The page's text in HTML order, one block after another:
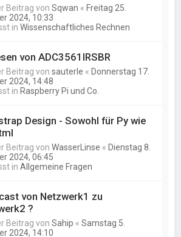
Beitrag vonSqwan « Freitag 25.
2024, 10:33
inWissenschaftliches Rechnen
von ADC3561IRSBR
Beitrag vonsauterle « Donnerstag 17.
2024, 14:48
in Raspberry Pi und Co.
Design - Sowohl für Py wie
Beitrag vonWasserLinse « Dienstag 8.
2024, 06:45
inAllgemeine Fragen
von Netzwerk1 zu
?
Beitrag vonSahip «Samstag 5.
2024, 14:10